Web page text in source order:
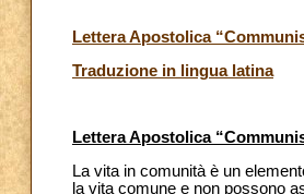
Lettera Apostolica
Traduzione in lingua latina
Lettera Apostolica
La vita in comunità è un
la vita comune e non possono